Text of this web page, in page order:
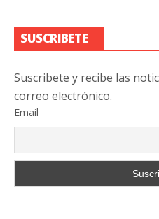
SUSCRIBETE
Suscribete y recibe las
correo electrónico.
Email